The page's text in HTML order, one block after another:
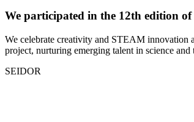
We participated in the 12th edition
We celebrate creativity and STEAM
project, nurturing emerging talent in science and
SEIDOR